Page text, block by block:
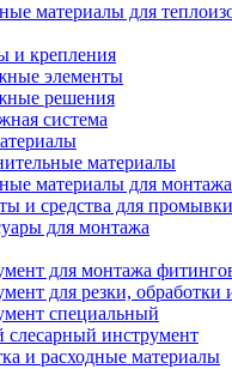
материалы для
и крепления
элементы
решения
система
материалы
материалы для
и средства для
для монтажа
для монтажа
для резки, обработки
специальный
слесарный инструмент
и расходные материалы